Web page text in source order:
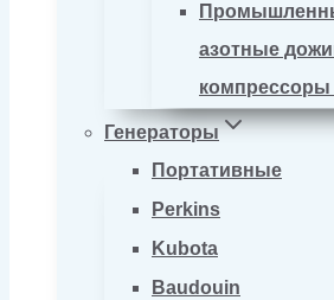
азотные
компрессоры
Генераторы
Портативные
Perkins
Kubota
Baudouin